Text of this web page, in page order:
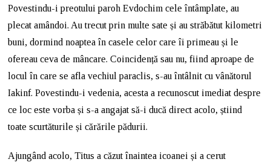
Povestindu-i preotului paroh Evdochim cele întâmplate, au
plecat amândoi. Au trecut prin multe sate și au străbătut kilometri
buni, dormind noaptea în casele celor care îi primeau și le
ofereau ceva de mâncare. Coincidență sau nu, fiind aproape de
locul în care se afla vechiul paraclis, s-au întâlnit cu vânătorul
Iakinf. Povestindu-i vedenia, acesta a recunoscut imediat despre
ce loc este vorba și s-a angajat să-i ducă direct acolo, știind
toate scurtăturile și cărările pădurii.
Ajungând acolo, Titus a căzut înaintea icoanei și a cerut